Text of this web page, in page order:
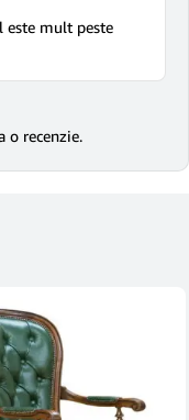
este mult peste
o recenzie.